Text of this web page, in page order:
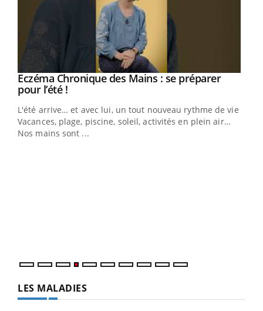
Youtube
Eczéma Chronique des Mains : se préparer
pour l’été !Youtube
L'été arrive… et avec lui, un tout nouveau rythme de vie !
Vacances, plage, piscine, soleil, activités en plein air…
Nos mains sont ...
LES MALADIES